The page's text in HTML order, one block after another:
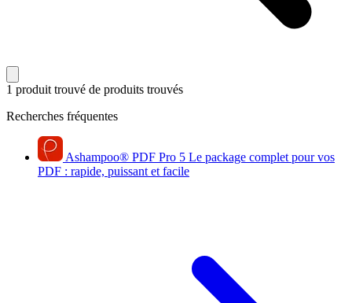
1 produit trouvé de produits trouvés
Recherches fréquentes
Ashampoo® PDF Pro 5 Le package complet pour vos
PDF : rapide, puissant et facile